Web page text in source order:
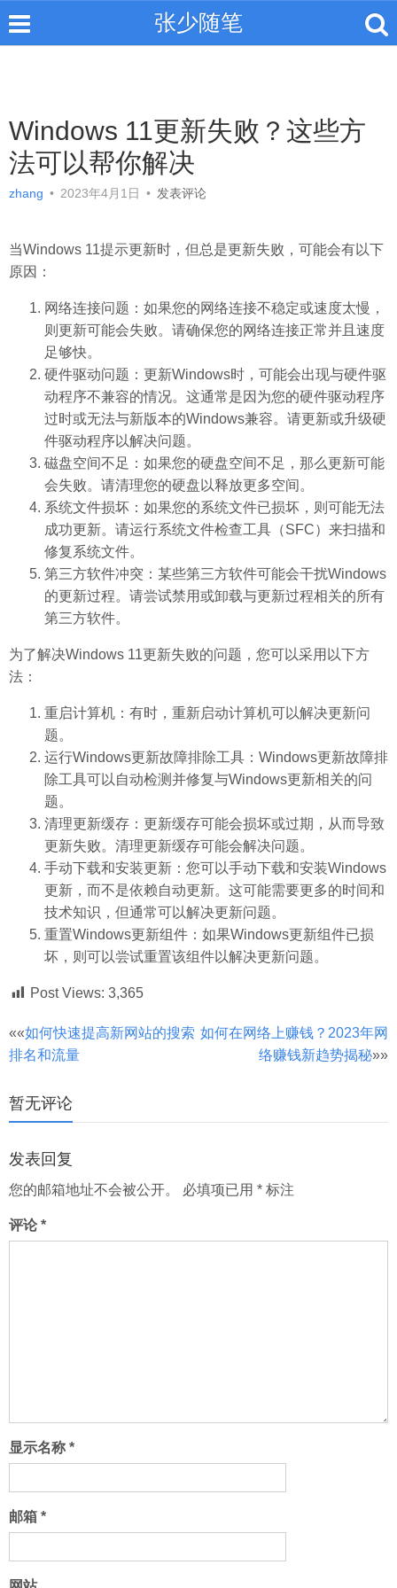
张少随笔
Windows 11更新失败？这些方
法可以帮你解决
zhang • 2023年4月1日 • 发表评论
当Windows 11提示更新时，但总是更新失败，可能会有以下
原因：
网络连接问题：如果您的网络连接不稳定或速度太慢，
则更新可能会失败。请确保您的网络连接正常并且速度
足够快。
硬件驱动问题：更新Windows时，可能会出现与硬件驱
动程序不兼容的情况。这通常是因为您的硬件驱动程序
过时或无法与新版本的Windows兼容。请更新或升级硬
件驱动程序以解决问题。
磁盘空间不足：如果您的硬盘空间不足，那么更新可能
会失败。请清理您的硬盘以释放更多空间。
系统文件损坏：如果您的系统文件已损坏，则可能无法
成功更新。请运行系统文件检查工具（SFC）来扫描和
修复系统文件。
第三方软件冲突：某些第三方软件可能会干扰Windows
的更新过程。请尝试禁用或卸载与更新过程相关的所有
第三方软件。
为了解决Windows 11更新失败的问题，您可以采用以下方
法：
重启计算机：有时，重新启动计算机可以解决更新问
题。
运行Windows更新故障排除工具：Windows更新故障排
除工具可以自动检测并修复与Windows更新相关的问
题。
清理更新缓存：更新缓存可能会损坏或过期，从而导致
更新失败。清理更新缓存可能会解决问题。
手动下载和安装更新：您可以手动下载和安装Windows
更新，而不是依赖自动更新。这可能需要更多的时间和
技术知识，但通常可以解决更新问题。
重置Windows更新组件：如果Windows更新组件已损
坏，则可以尝试重置该组件以解决更新问题。
Post Views: 3,365
文
章
分
页
««如何快速提高新网站的搜索
排名和流量
如何在网络上赚钱？2023年网
络赚钱新趋势揭秘»»
暂无评论
发表回复
您的邮箱地址不会被公开。 必填项已用 * 标注
评论*
显示名称 *
邮箱 *